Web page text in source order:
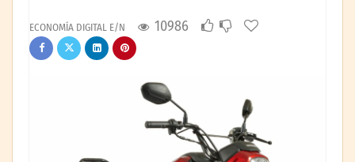
ECONOMÍA DIGITAL E/N 10986